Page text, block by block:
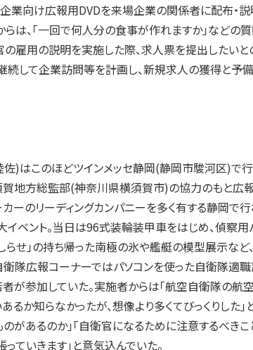
企業向け広報用DVDを来場企業の関係者に配布
は、「一回で何人分の食事が作れますか」などの
雇用の説明を実施した際、求人票を提出したい
続して企業訪問等を計画し、新規求人の獲得と予
)はこのほどツインメッセ静岡(静岡市駿河区)で
地方総監部(神奈川県横須賀市)の協力のもと広報
カーのリーディングカンパニーを多く有する静岡
イベント。当日は96式装輪装甲車をはじめ、偵察
らせ」の持ち帰った南極の氷や艦艇の模型展示な
衛隊広報コーナーではパソコンを使った自衛隊
者が参加していた。実施者からは「航空自衛隊の
るか知らなかったが、想像より多くてびっくりし
があるのか」「自衛官になるために注意するべき
ていきます」と意気込んでいた。